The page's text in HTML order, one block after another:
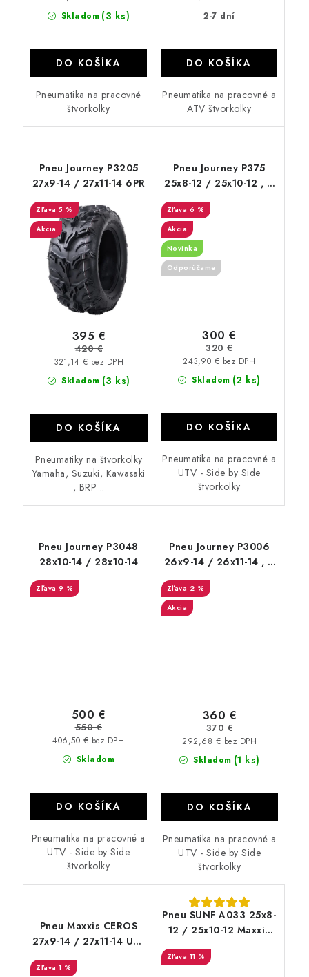
Skladom (3 ks)
DO KOŠÍKA
Pneumatika na pracovné
štvorkolky
2-7 dní
DO KOŠÍKA
Pneumatika na pracovné a
ATV štvorkolky
Pneu Journey P3205
27x9-14 / 27x11-14 6PR
5 %
Akcia
Skladom (3 ks)
321,14 € bez DPH
395 €
420 €
DO KOŠÍKA
Pneumatiky na štvorkolky
Yamaha, Suzuki, Kawasaki
, BRP ..
Pneu Journey P375
25x8-12 / 25x10-12 , 6
6 %
Akcia
Novinka
Odporúčame
Skladom (2 ks)
243,90 € bez DPH
300 €
320 €
DO KOŠÍKA
Pneumatika na pracovné a
UTV - Side by Side
štvorkolky
Pneu Journey P3048
28x10-14 / 28x10-14
9 %
Skladom
406,50 € bez DPH
500 €
550 €
DO KOŠÍKA
Pneumatika na pracovné a
UTV - Side by Side
štvorkolky
Pneu Journey P3006
26x9-14 / 26x11-14 , 6
2 %
Akcia
Skladom (1 ks)
292,68 € bez DPH
360 €
370 €
DO KOŠÍKA
Pneumatika na pracovné a
UTV - Side by Side
štvorkolky
Pneu Maxxis CEROS
27x9-14 / 27x11-14 UNI
1 %
Pneu SUNF A033 25x8-
12 / 25x10-12 Maxxis
11 %